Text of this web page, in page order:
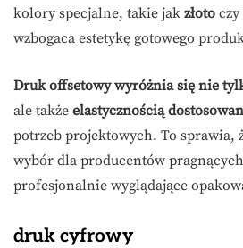
kolory specjalne, takie jak złoto czy
wzbogaca estetykę gotowego
Druk offsetowy wyróżnia się nie
ale także elastycznością
potrzeb projektowych. To sprawia,
wybór dla producentów
profesjonalnie wyglądające
druk cyfrowy